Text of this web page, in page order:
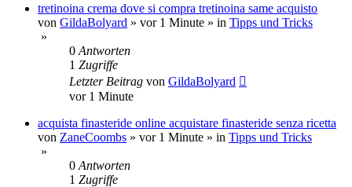
tretinoina crema dove si compra tretinoina same acquisto
von GildaBolyard » vor 1 Minute » in Tipps und Tricks
»
0 Antworten
1 Zugriffe
Letzter Beitrag von GildaBolyard
vor 1 Minute
acquista finasteride online acquistare finasteride senza ricetta
von ZaneCoombs » vor 1 Minute » in Tipps und Tricks
»
0 Antworten
1 Zugriffe